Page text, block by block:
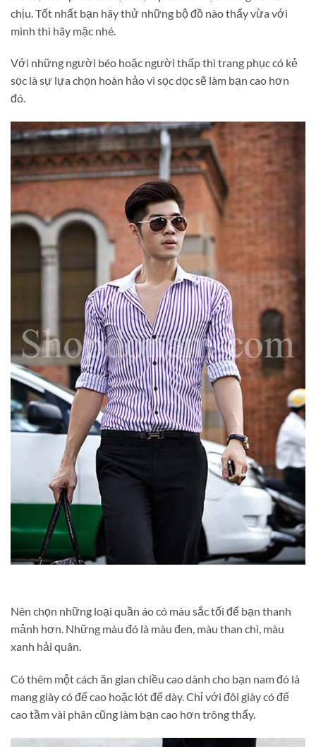
chịu. Tốt nhất bạn hãy thử những bộ đồ nào thấy vừa với
mình thì hãy mặc nhé.
Với những người béo hoặc người thấp thì trang phục có kẻ
sọc là sự lựa chọn hoàn hảo vì sọc dọc sẽ làm bạn cao hơn
đó.
Nên chọn những loại quần áo có màu sắc tối để bạn thanh
mảnh hơn. Những màu đó là màu đen, màu than chì, màu
xanh hải quân.
Có thêm một cách ăn gian chiều cao dành cho bạn nam đó là
mang giày có đế cao hoặc lót đế dày. Chỉ với đôi giày có đế
cao tầm vài phân cũng làm bạn cao hơn trông thấy.